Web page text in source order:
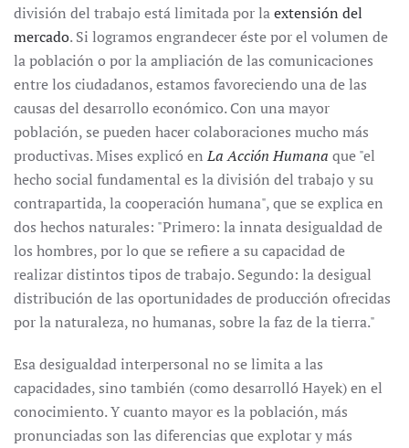
división del trabajo está limitada por laextensión del
mercado. Si logramos engrandecer éste por el volumen de
la población o por la ampliación de las comunicaciones
entre los ciudadanos, estamos favoreciendo una de las
causas del desarrollo económico. Con una mayor
población, se pueden hacer colaboraciones mucho más
productivas. Mises explicó enLa Acción Humana que "el
hecho social fundamental es la división del trabajo y su
contrapartida, la cooperación humana", que se explica en
dos hechos naturales: "Primero: la innata desigualdad de
los hombres, por lo que se refiere a su capacidad de
realizar distintos tipos de trabajo. Segundo: la desigual
distribución de las oportunidades de producción ofrecidas
por la naturaleza, no humanas, sobre la faz de la tierra."
Esa desigualdad interpersonal no se limita a las
capacidades, sino también (como desarrolló Hayek) en el
conocimiento. Y cuanto mayor es la población, más
pronunciadas son las diferencias que explotar y más